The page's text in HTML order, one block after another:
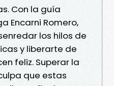
Con la guía
Encarni Romero,
los hilos de
y liberarte de
feliz. Superar la
que estas